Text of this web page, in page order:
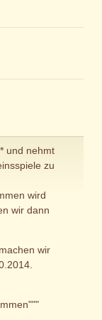
und nehmt
zu
wird
wir dann
wir